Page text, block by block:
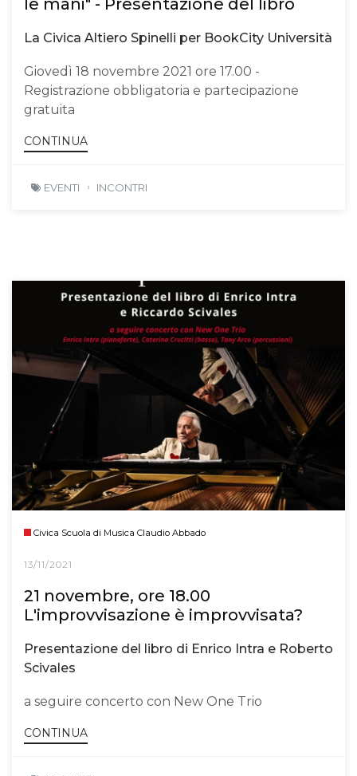
le mani" - Presentazione del libro
La Civica Altiero Spinelli per BookCity Università
Giovedì 18 novembre 2021 ore 17.00 -
Registrazione obbligatoria e partecipazione
gratuita
CONTINUA
EVENTI INCONTRI
Civica Scuola di Musica Claudio Abbado
13/11/2021
21 novembre, ore 18.00
L'improvvisazione è improvvisata?
Presentazione del libro di Enrico Intra e Roberto
Scivales
a seguire concerto con New One Trio
CONTINUA